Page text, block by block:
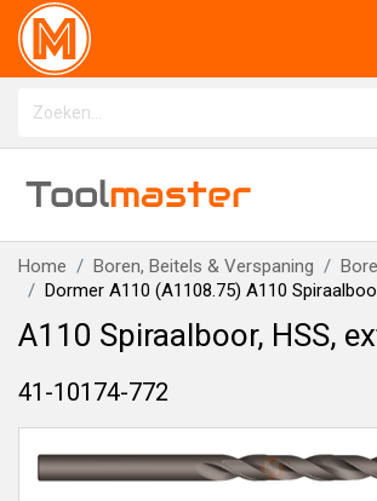
Toolmaster
Home Boren, Beitels & Verspaning
Dormer A110 (A1108.75) A110
A110 Spiraalboor, HSS,
41-10174-772